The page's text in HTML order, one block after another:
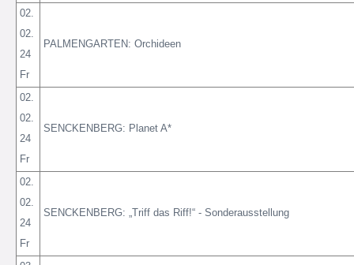
02.
02.
24
Fr
PALMENGARTEN: Orchideen
02.
02.
24
Fr
SENCKENBERG: Planet A*
02.
02.
24
Fr
SENCKENBERG: „Triff das Riff!“ - Sonderausstellung